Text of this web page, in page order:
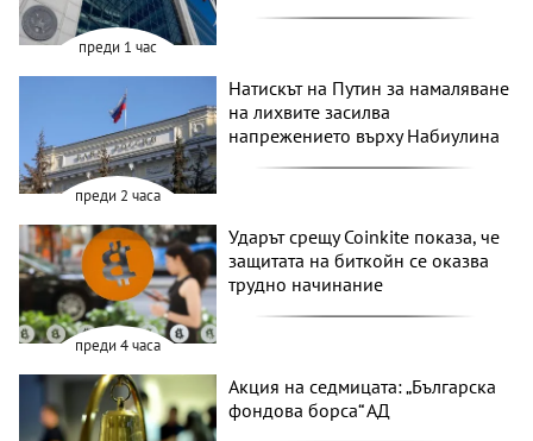
преди 1 час
преди 2 часа
Натискът на Путин за намаляване
на лихвите засилва
напрежението върху Набиулина
преди 4 часа
Ударът срещу Coinkite показа, че
защитата на биткойн се оказва
трудно начинание
Акция на седмицата: „Българска
фондова борса“ АД